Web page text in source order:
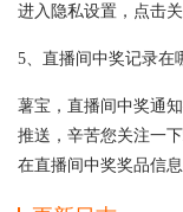
进入隐私设置，点击
5、直播间中奖记录在
薯宝，直播间中奖通
推送，辛苦您关注一
在直播间中奖奖品信息